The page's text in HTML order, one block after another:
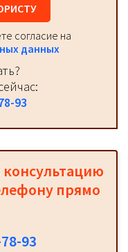
согласие на
данных
93
прямо
93